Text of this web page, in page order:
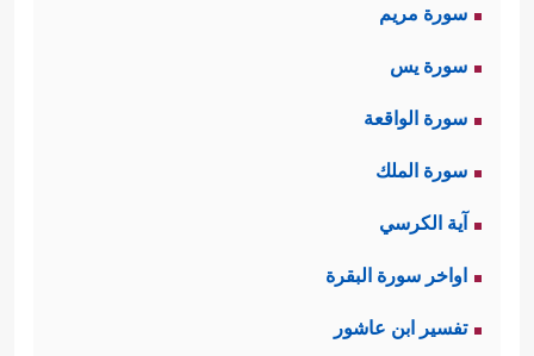
سورة مريم
سورة يس
سورة الواقعة
سورة الملك
آية الكرسي
اواخر سورة البقرة
تفسير ابن عاشور